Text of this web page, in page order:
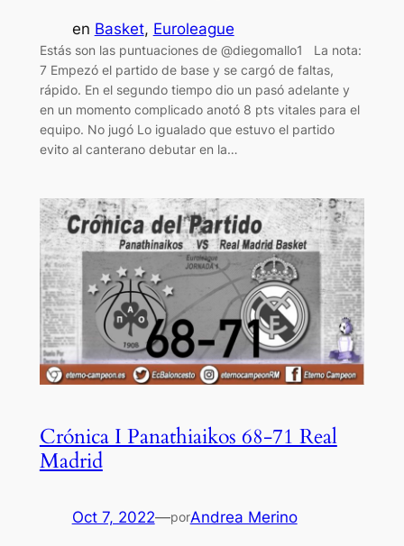
en Basket, Euroleague
Estás son las puntuaciones de @diegomallo1 La nota:
7 Empezó el partido de base y se cargó de faltas,
rápido. En el segundo tiempo dio un pasó adelante y
en un momento complicado anotó 8 pts vitales para el
equipo. No jugó Lo igualado que estuvo el partido
evito al canterano debutar en la…
Crónica I Panathiaikos 68-71 Real
Madrid
Oct 7, 2022—porAndrea Merino